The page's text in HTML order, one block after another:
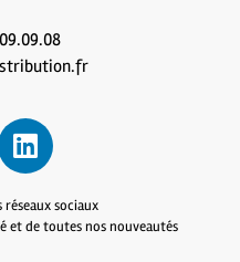
sociaux
et de toutes nos nouveautés